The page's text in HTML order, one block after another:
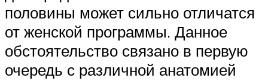
половины может сильно отличатся
от женской программы. Данное
обстоятельство связано в первую
очередь с различной анатомией